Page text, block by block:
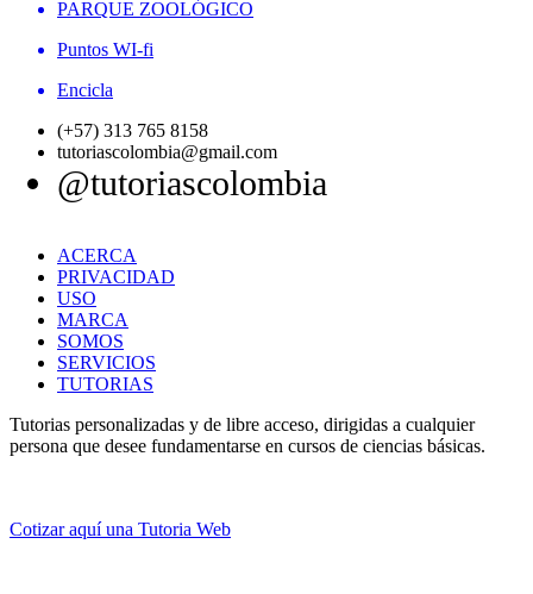
PARQUE ZOOLÓGICO
Puntos WI-fi
Encicla
(+57) 313 765 8158
tutoriascolombia@gmail.com
@tutoriascolombia
ACERCA
PRIVACIDAD
USO
MARCA
SOMOS
SERVICIOS
TUTORIAS
Tutorias personalizadas y de libre acceso, dirigidas a cualquier
persona que desee fundamentarse en cursos de ciencias básicas.
Cotizar aquí una Tutoria Web